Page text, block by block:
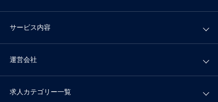
サービス内容
運営会社
求人カテゴリー一覧